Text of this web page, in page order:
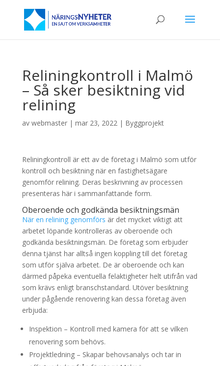
Reliningkontroll i Malmö
– Så sker besiktning vid
relining
av webmaster| mar 23, 2022| Byggprojekt
Reliningkontroll är ett av de företag i Malmö som utför
kontroll och besiktning när en fastighetsägare
genomför relining. Deras beskrivning av processen
presenteras här i sammanfattande form.
Oberoende och godkända besiktningsmän
När en relining genomförs är det mycket viktigt att
arbetet löpande kontrolleras av oberoende och
godkända besiktningsmän. De företag som erbjuder
denna tjänst har alltså ingen koppling till det företag
som utför själva arbetet. De är oberoende och kan
därmed påpeka eventuella felaktigheter helt utifrån vad
som krävs enligt branschstandard. Utöver besiktning
under pågående renovering kan dessa företag även
erbjuda:
Inspektion – Kontroll med kamera för att se vilken
renovering som behövs.
Projektledning – Skapar behovsanalys och tar in